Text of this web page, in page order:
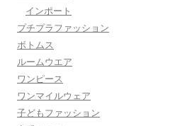
インポート
プチプラファッション
ボトムス
ルームウエア
ワンピース
ワンマイルウェア
子どもファッション